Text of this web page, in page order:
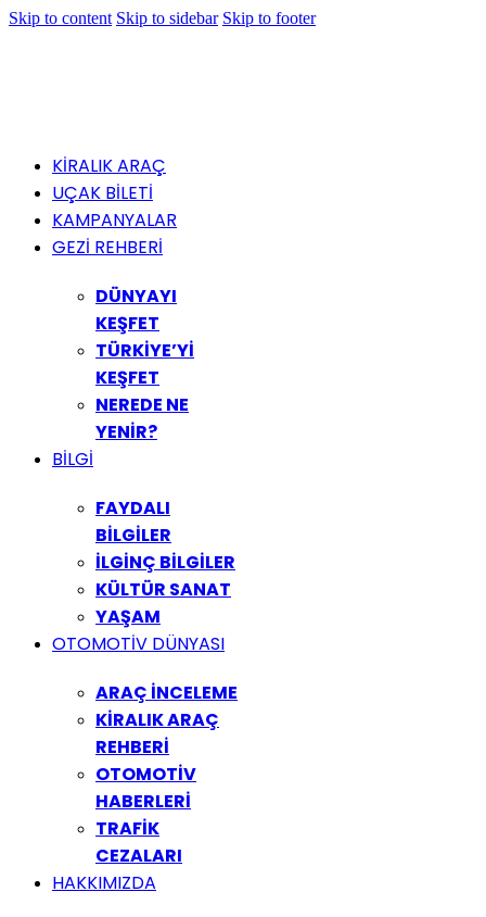
Skip to content Skip to sidebar Skip to footer
KİRALIK ARAÇ
UÇAK BİLETİ
KAMPANYALAR
GEZİ REHBERİ
DÜNYAYI
KEŞFET
TÜRKİYE’Yİ
KEŞFET
NEREDE NE
YENİR?
BİLGİ
FAYDALI
BİLGİLER
İLGİNÇ BİLGİLER
KÜLTÜR SANAT
YAŞAM
OTOMOTİV DÜNYASI
ARAÇ İNCELEME
KİRALIK ARAÇ
REHBERİ
OTOMOTİV
HABERLERİ
TRAFİK
CEZALARI
HAKKIMIZDA